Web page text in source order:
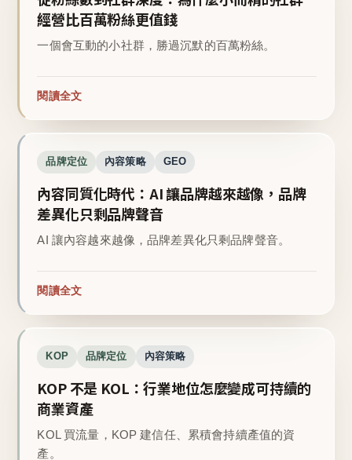
經營比百萬粉絲更值錢
一個會互動的小社群，勝過沉默的百萬粉絲。
閱讀全文
品牌定位 內容策略 GEO
內容同質化時代：AI 讓品牌越來越像，品牌
差異化只剩品牌聲音
AI 讓內容越來越像，品牌差異化只剩品牌聲音。
閱讀全文
KOP 品牌定位 內容策略
KOP 不是 KOL：行業地位怎麼變成可持續的
商業資產
KOL 買流量，KOP 建信任、累積會持續產值的資
產。